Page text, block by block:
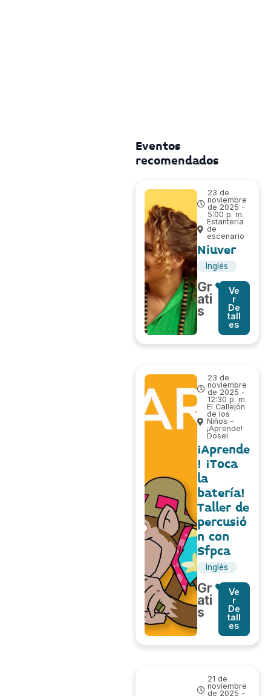
Eventos
recomendados
23 de
noviembre
de 2025 -
5:00 p. m.
Estantería
de
escenario
Niuver
Inglés
Gr
ati
s
Ve
r
De
tall
es
23 de
noviembre
de 2025 -
12:30 p. m.
El Callejón
de los
Niños –
¡Aprende!
Dosel
¡Aprende
! ¡Toca
la
batería!
Taller de
percusió
n con
Sfpca
Inglés
Gr
ati
s
Ve
r
De
tall
es
21 de
noviembre
de 2025 -